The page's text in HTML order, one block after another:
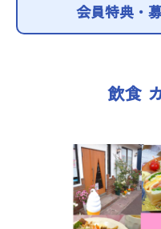
宿場町を歩こう！なめり
かわ宿場回廊
お知らせ
なめりかワット？
滑川ってどんなと
写真で見るなめりか
会員特典・
飲食